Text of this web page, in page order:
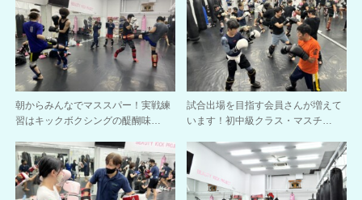
朝からみんなでマススパー！実戦練
習はキックボクシングの醍醐味…
試合出場を目指す会員さんが増えて
います！初中級クラス・マスチ…